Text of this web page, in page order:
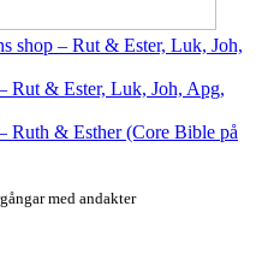
shop – Rut & Ester, Luk, Joh,
Rut & Ester, Luk, Joh, Apg,
Ruth & Esther (Core Bible på
med andakter